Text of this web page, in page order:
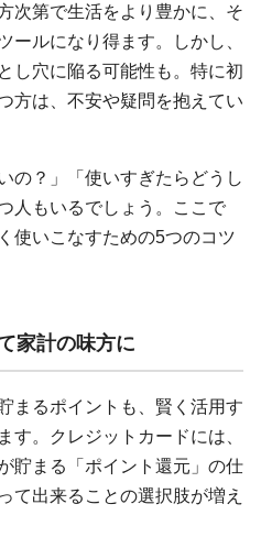
次第で生活をより豊かに、そ
ールになり得ます。しかし、
し穴に陥る可能性も。特に初
方は、不安や疑問を抱えてい
の？」「使いすぎたらどうし
人もいるでしょう。ここで
使いこなすための5つのコツ
家計の味方に
まるポイントも、賢く活用す
す。クレジットカードには、
貯まる「ポイント還元」の仕
て出来ることの選択肢が増え